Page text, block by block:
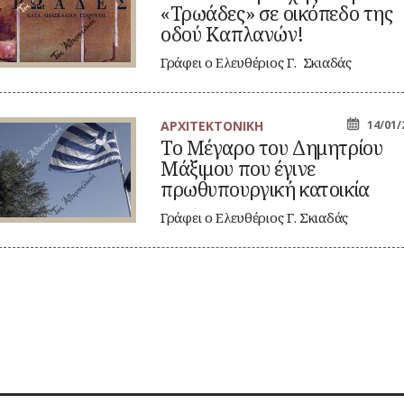
«Τρωάδες» σε οικόπεδο της
οδού Καπλανών!
Γράφει ο Ελευθέριος Γ. Σκιαδάς
ΑΡΧΙΤΕΚΤΟΝΙΚΗ 14/01/
Το Μέγαρο του Δημητρίου
Μάξιμου που έγινε
πρωθυπουργική κατοικία
Γράφει ο Ελευθέριος Γ. Σκιαδάς